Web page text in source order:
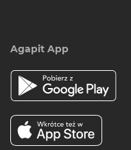
Agapit App